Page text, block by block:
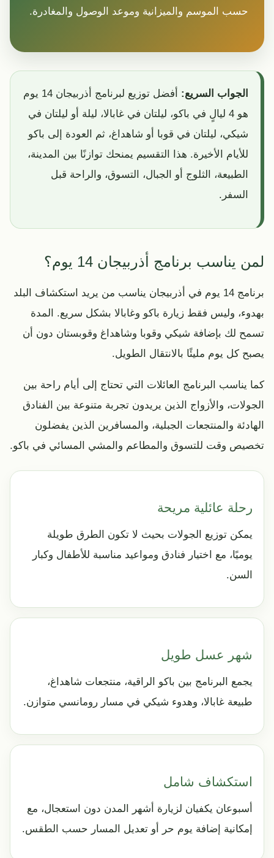
حسب الموسم والميزانية وموعد الوصول والمغادرة.
الجواب السريع:
أفضل توزيع لبرنامج أذربيجان 14 يوم
هو 4 ليالٍ في باكو، ليلتان في غابالا، ليلة أو ليلتان في
شيكي، ليلتان في قوبا أو شاهداغ، ثم العودة إلى باكو
للأيام الأخيرة. هذا التقسيم يمنحك توازنًا بين المدينة،
الطبيعة، الثلوج أو الجبال، التسوق، والراحة قبل
السفر.
لمن يناسب برنامج أذربيجان 14 يوم؟
برنامج 14 يوم في أذربيجان يناسب من يريد استكشاف البلد
بهدوء، وليس فقط زيارة باكو وغابالا بشكل سريع. المدة
تسمح لك بإضافة شيكي وقوبا وشاهداغ وقوبستان دون أن
يصبح كل يوم مليئًا بالانتقال الطويل.
كما يناسب البرنامج العائلات التي تحتاج إلى أيام راحة بين
الجولات، والأزواج الذين يريدون تجربة متنوعة بين الفنادق
الهادئة والمنتجعات الجبلية، والمسافرين الذين يفضلون
تخصيص وقت للتسوق والمطاعم والمشي المسائي في باكو.
رحلة عائلية مريحة
يمكن توزيع الجولات بحيث لا تكون الطرق طويلة
يوميًا، مع اختيار فنادق ومواعيد مناسبة للأطفال وكبار
السن.
شهر عسل طويل
يجمع البرنامج بين باكو الراقية، منتجعات شاهداغ،
طبيعة غابالا، وهدوء شيكي في مسار رومانسي متوازن.
استكشاف شامل
أسبوعان يكفيان لزيارة أشهر المدن دون استعجال، مع
إمكانية إضافة يوم حر أو تعديل المسار حسب الطقس.